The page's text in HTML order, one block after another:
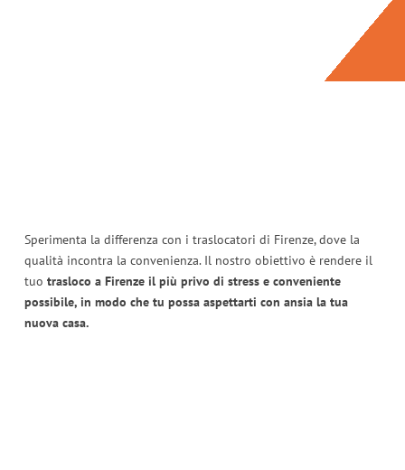
Sperimenta la differenza con i traslocatori di Firenze, dove la
qualità incontra la convenienza. Il nostro obiettivo è rendere il
tuo trasloco a Firenze il più privo di stress e conveniente
possibile, in modo che tu possa aspettarti con ansia la tua
nuova casa.